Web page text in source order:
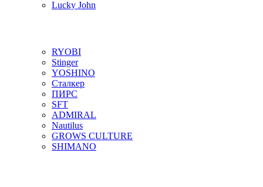
Lucky John
RYOBI
Stinger
YOSHINO
Сталкер
ПИРС
SFT
ADMIRAL
Nautilus
GROWS CULTURE
SHIMANO